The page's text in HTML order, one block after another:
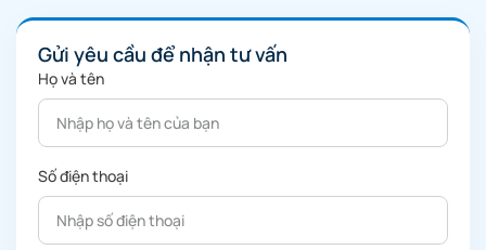
Gửi yêu cầu để nhận tư vấn
Họ và tên
Số điện thoại